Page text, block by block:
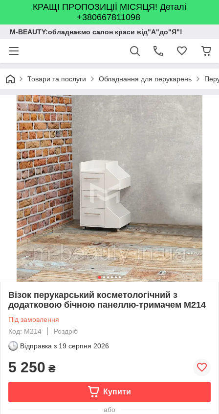
КРАЩІ ПРОПОЗИЦІЇ МІСЯЦЯ! Деталі
+380667811098
M-BEAUTY:обладнаємо салон краси від"А"до"Я"!
Товари та послуги Обладнання для перукарень
Візок перукарський косметологічний з
додатковою бічною панеллю-тримачем M214
Під замовлення
Код: M214
Роздріб
Відправка з 19 серпня 2026
5 250 ₴
Купити
або